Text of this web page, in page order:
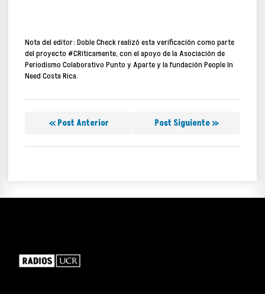
Nota del editor: Doble Check realizó esta verificación como parte
del proyecto #CRíticamente, con el apoyo de la Asociación de
Periodismo Colaborativo Punto y Aparte y la fundación People In
Need Costa Rica.
« Post Anterior Post Siguiente »